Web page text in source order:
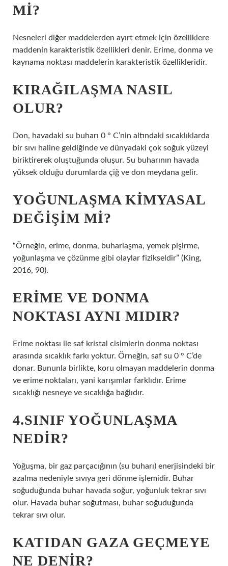
MI?
Nesneleri diğer maddelerden ayırt etmek için özelliklere
maddenin karakteristik özellikleri denir. Erime, donma ve
kaynama noktası maddelerin karakteristik özellikleridir.
KIRAĞILAŞMA NASIL
OLUR?
Don, havadaki su buharı 0 ° C’nin altındaki sıcaklıklarda
bir sıvı haline geldiğinde ve dünyadaki çok soğuk yüzeyi
biriktirerek oluştuğunda oluşur. Su buharının havada
yüksek olduğu durumlarda çiğ ve don meydana gelir.
YOĞUNLAŞMA KIMYASAL
DEĞIŞIM MI?
“Örneğin, erime, donma, buharlaşma, yemek pişirme,
yoğunlaşma ve çözünme gibi olaylar fizikseldir” (King,
2016, 90).
ERIME VE DONMA
NOKTASI AYNI MIDIR?
Erime noktası ile saf kristal cisimlerin donma noktası
arasında sıcaklık farkı yoktur. Örneğin, saf su 0 ° C’de
donar. Bununla birlikte, koru olmayan maddelerin donma
ve erime noktaları, yani karışımlar farklıdır. Erime
sıcaklığı nesneye ve sıcaklığa bağlıdır.
4.SINIF YOĞUNLAŞMA
NEDIR?
Yoğuşma, bir gaz parçacığının (su buharı) enerjisindeki bir
azalma nedeniyle sıvıya geri dönme işlemidir. Buhar
soğuduğunda buhar havada soğur, yoğunluk tekrar sıvı
olur. Havada buhar soğutması, buhar soğuduğunda
tekrar sıvı olur.
KATIDAN GAZA GEÇMEYE
NE DENIR?